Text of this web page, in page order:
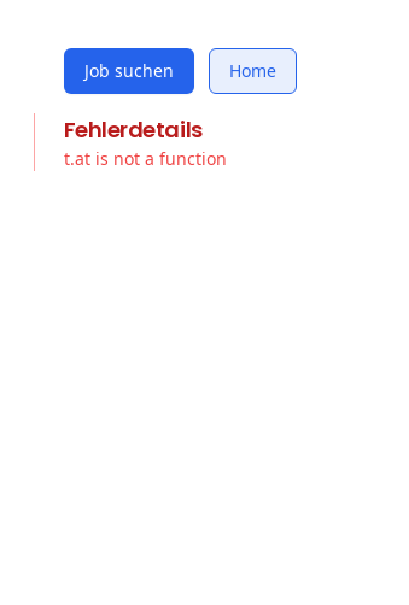
Job suchen Home
Fehlerdetails
t.at is not a function